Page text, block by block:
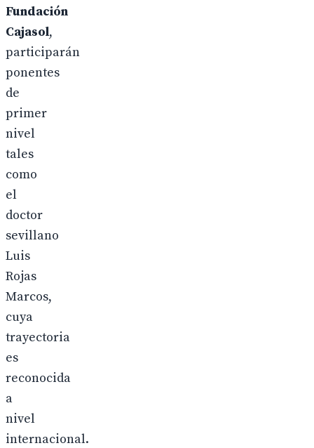
Fundación
Cajasol,
participarán
ponentes
de
primer
nivel
tales
como
el
doctor
sevillano
Luis
Rojas
Marcos,
cuya
trayectoria
es
reconocida
a
nivel
internacional.